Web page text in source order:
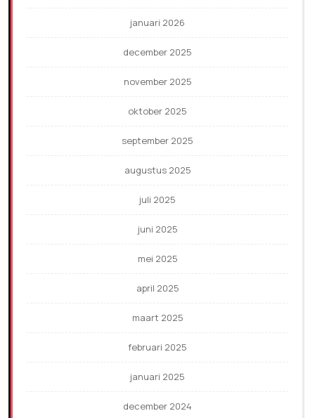
januari 2026
december 2025
november 2025
oktober 2025
september 2025
augustus 2025
juli 2025
juni 2025
mei 2025
april 2025
maart 2025
februari 2025
januari 2025
december 2024